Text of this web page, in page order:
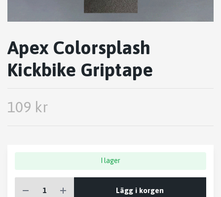
Apex Colorsplash
Kickbike Griptape
109 kr
I lager
Lägg i korgen